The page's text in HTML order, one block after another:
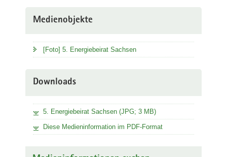
Medienobjekte
[Foto] 5. Energiebeirat Sachsen
Downloads
5. Energiebeirat Sachsen (JPG; 3 MB)
Diese Medieninformation im PDF-Format